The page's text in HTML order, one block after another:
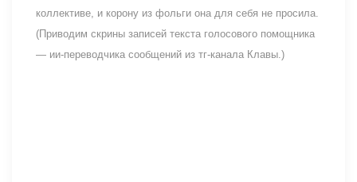
коллективе, и корону из фольги она для себя не просила.
(Приводим скрины записей текста голосового помощника
— ии-переводчика сообщений из тг-канала Клавы.)